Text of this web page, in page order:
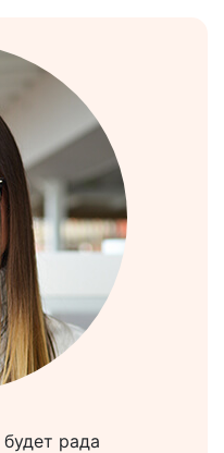
будет рада